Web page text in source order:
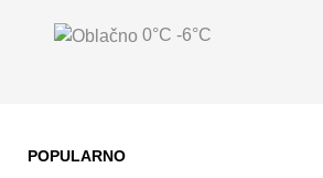
0°C -6°C
POPULARNO